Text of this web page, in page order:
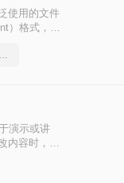
使用的文件
）格式，以
不是这届员工工作效率慢，是你不会ppt转换成pdf这一招！
演示或讲
内容时，